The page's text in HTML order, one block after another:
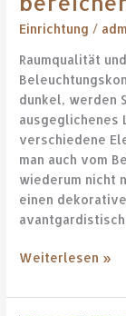
Einrichtung /
Raumqualität
dunkel, werden
ausgeglichenes
verschiedene
man auch vom
wiederum nicht
einen
Weiterlesen »